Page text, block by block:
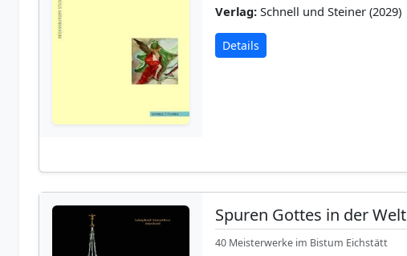
Verlag: Schnell und Steiner (2029)
Details
Spuren Gottes in der Welt
40 Meisterwerke im Bistum Eichstätt